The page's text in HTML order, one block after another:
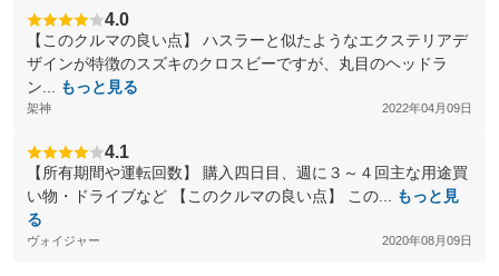
4.0
【このクルマの良い点】 ハスラーと似たようなエクステリアデ
ザインが特徴のスズキのクロスビーですが、丸目のヘッドラ
ン...
もっと見る
架神 2022年04月09日
4.1
【所有期間や運転回数】 購入四日目、週に３～４回主な用途買
い物・ドライブなど 【このクルマの良い点】 この...
もっと見
る
ヴォイジャー 2020年08月09日